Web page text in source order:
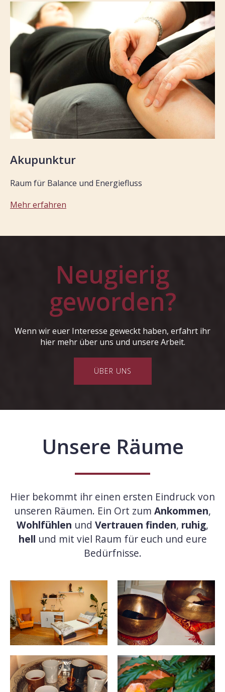
Akupunktur
Raum für Balance und Energiefluss
Mehr erfahren
Neugierig
geworden?
Wenn wir euer Interesse geweckt haben, erfahrt ihr
hier mehr über uns und unsere Arbeit.
ÜBER UNS
Unsere Räume
Hier bekommt ihr einen ersten Eindruck von
unseren Räumen. Ein Ort zum Ankommen,
Wohlfühlen und Vertrauen finden, ruhig,
hell und mit viel Raum für euch und eure
Bedürfnisse.